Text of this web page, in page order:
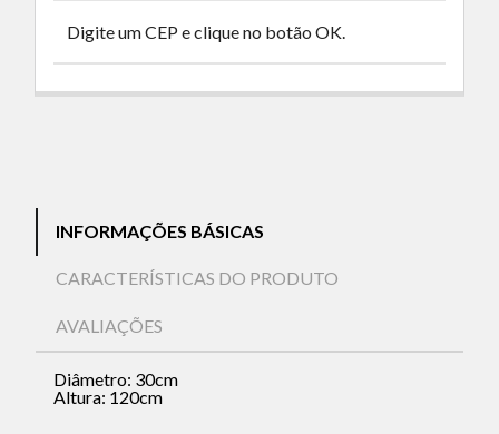
Digite um CEP e clique no botão OK.
INFORMAÇÕES BÁSICAS
CARACTERÍSTICAS DO PRODUTO
AVALIAÇÕES
Diâmetro: 30cm
Altura: 120cm